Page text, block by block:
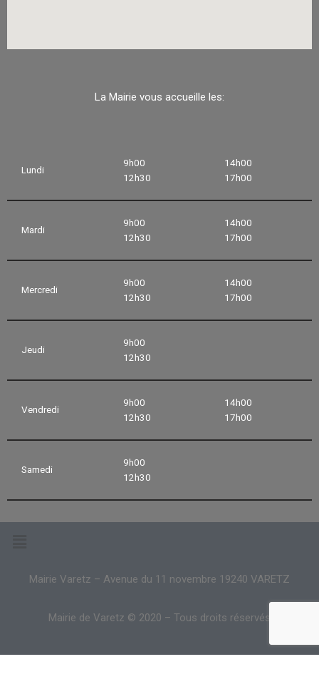
La Mairie vous accueille les:
Lundi
9h00
12h30
14h00
17h00
Mardi
9h00
12h30
14h00
17h00
Mercredi
9h00
12h30
14h00
17h00
Jeudi
9h00
12h30
Vendredi
9h00
12h30
14h00
17h00
Samedi
9h00
12h30
Mairie Varetz – Avenue du 11 novembre 19240 VARETZ
Mairie de Varetz © 2020 – Tous droits réservés